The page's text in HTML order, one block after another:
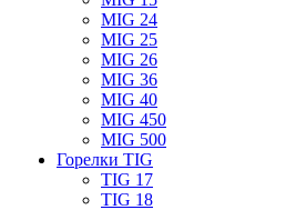
MIG 24
MIG 25
MIG 26
MIG 36
MIG 40
MIG 450
MIG 500
Горелки TIG
TIG 17
TIG 18